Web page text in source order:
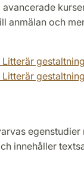
anmälan och
innehåller